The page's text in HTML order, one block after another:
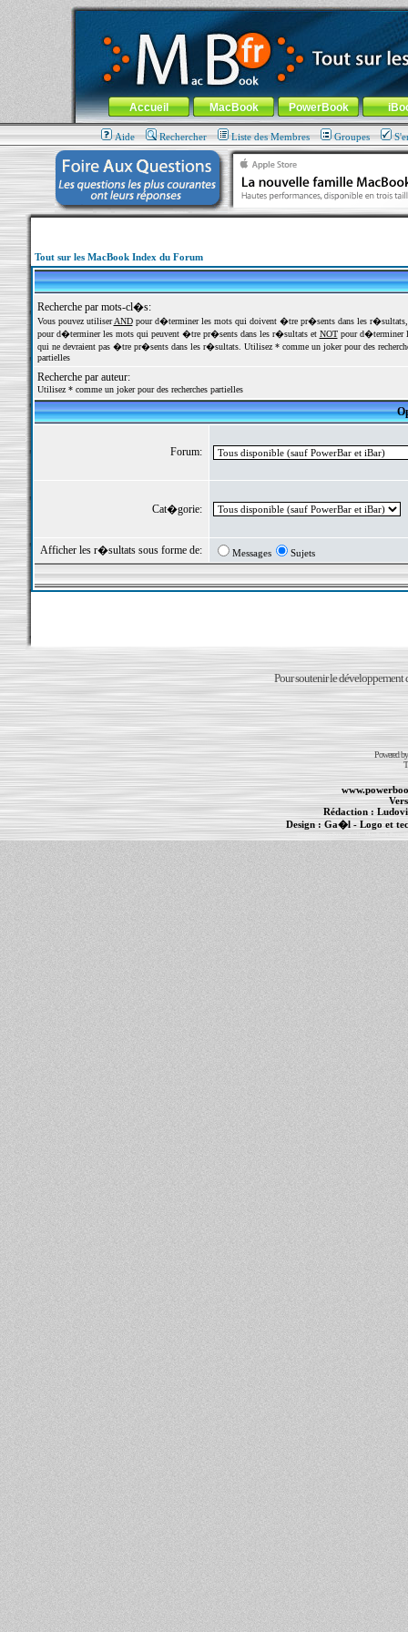
MacBook-fr.com : 100% Apple... 100% nomade !
Aller au contenu-Aller au menu général-Aller au menu de
Menu général
Accueil MacBook PowerBook
Aide Rechercher Liste des Membres Groupes
Tout sur les MacBook Index du Forum
Recherche par mots-cl�s:
Vous pouvez utiliserANDpour d�terminer les mots qui doivent �tre pr�sents dans les
pour d�terminer les mots qui peuvent �tre pr�sents dans les r�sultats et NOTpour d�terminer
qui ne devraient pas �tre pr�sents dans les r�sultats. Utilisez * comme un joker pour des
partielles
Recherche par auteur:
Utilisez * comme un joker pour des recherches partielles
Forum:
Cat�gorie:
Afficher les r�sultats sous forme de: Messages Sujets
Pour soutenir le développement
Powered
Rédaction :
Design : Ga�l- Logo et